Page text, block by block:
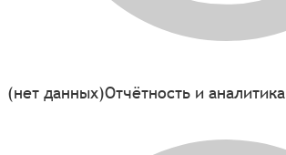
(нет данных)Отчётность и аналитика